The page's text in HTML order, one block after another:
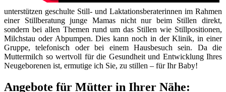
unterstützen geschulte Still- und Laktationsberaterinnen im Rahmen
einer Stillberatung junge Mamas nicht nur beim Stillen direkt,
sondern bei allen Themen rund um das Stillen wie Stillpositionen,
Milchstau oder Abpumpen. Dies kann noch in der Klinik, in einer
Gruppe, telefonisch oder bei einem Hausbesuch sein. Da die
Muttermilch so wertvoll für die Gesundheit und Entwicklung Ihres
Neugeborenen ist, ermutige ich Sie, zu stillen – für Ihr Baby!
Angebote für Mütter in Ihrer Nähe: